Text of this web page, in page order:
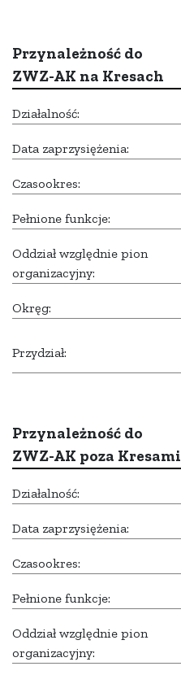
Przynależność do
ZWZ-AK na Kresach
Działalność:
Data zaprzysiężenia:
Czasookres:
Pełnione funkcje:
Oddział względnie pion
organizacyjny:
Okręg:
Przydział:
Przynależność do
ZWZ-AK poza Kresami
Działalność:
Data zaprzysiężenia:
Czasookres:
Pełnione funkcje:
Oddział względnie pion
organizacyjny: